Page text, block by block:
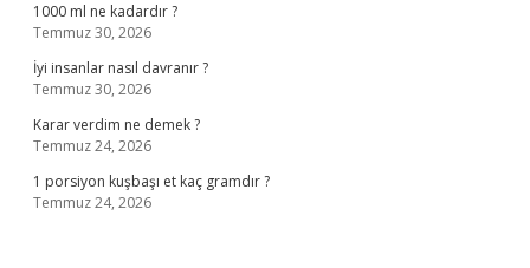
1000 ml ne kadardır ?
Temmuz 30, 2026
İyi insanlar nasıl davranır ?
Temmuz 30, 2026
Karar verdim ne demek ?
Temmuz 24, 2026
1 porsiyon kuşbaşı et kaç gramdır ?
Temmuz 24, 2026